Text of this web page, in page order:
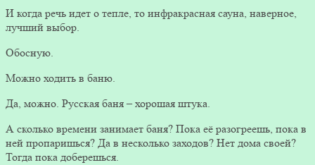
И когда речь идет о тепле, то инфракрасная сауна, наверное,
лучший выбор.
Обосную.
Можно ходить в баню.
Да, можно. Русская баня – хорошая штука.
А сколько времени занимает баня? Пока её разогреешь, пока в
ней пропаришься? Да в несколько заходов? Нет дома своей?
Тогда пока доберешься.